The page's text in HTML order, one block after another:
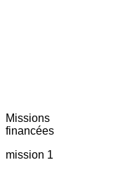
Missions
financées
mission 1